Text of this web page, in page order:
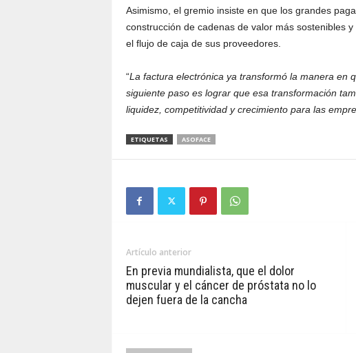
Asimismo, el gremio insiste en que los grandes
construcción de cadenas de valor más sostenibles
el flujo de caja de sus proveedores.
“La factura electrónica ya transformó la manera en
siguiente paso es lograr que esa transformación
liquidez, competitividad y crecimiento para las
ETIQUETAS ASOFACE
Artículo anterior
En previa mundialista, que el dolor
muscular y el cáncer de próstata no lo
dejen fuera de la cancha